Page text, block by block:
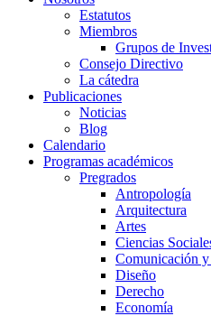
Estatutos
Miembros
Grupos de
Consejo Directivo
La cátedra
Publicaciones
Noticias
Blog
Calendario
Programas académicos
Pregrados
Antropología
Arquitectura
Artes
Ciencias
Comunicación
Diseño
Derecho
Economía